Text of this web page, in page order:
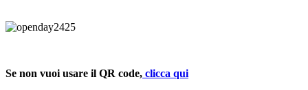
Se non vuoi usare il QR code, clicca qui